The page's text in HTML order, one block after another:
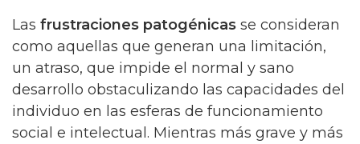
Las frustraciones patogénicas se consideran
como aquellas que generan una limitación,
un atraso, que impide el normal y sano
desarrollo obstaculizando las capacidades del
individuo en las esferas de funcionamiento
social e intelectual. Mientras más grave y más